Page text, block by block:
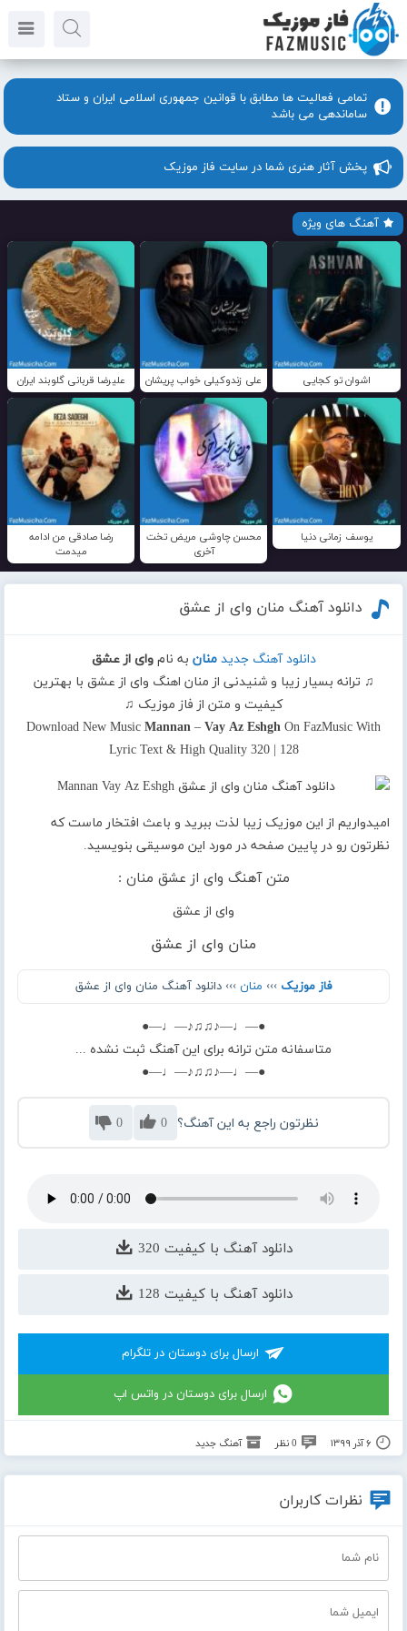
تمامی فعالیت ها مطابق با قوانین جمهوری اسلامی ایران و ستاد
ساماندهی می باشد
پخش آثار هنری شما در سایت فاز موزیک
آهنگ های ویژه
اشوان تو کجایی علی زندوکیلی خواب پریشان علیرضا قربانی گلوبند ایران
یوسف زمانی دنیا
محسن چاوشی مریض تخت
آخری
رضا صادقی من ادامه
میدمت
دانلود آهنگ منان وای از عشق
دانلود آهنگ جدید منان به ناموای از عشق
♫ ترانه بسیار زیبا و شنیدنی از منان اهنگ وای از عشق با بهترین
کیفیت و متن از فاز موزیک ♫
Download New Music Mannan – Vay Az Eshgh On FazMusic With
Lyric Text & High Quality 320 | 128
امیدواریم از این موزیک زیبا لذت ببرید و باعث افتخار ماست که
نظرتون رو در پایین صفحه در مورد این موسیقی بنویسید.
متن آهنگ وای از عشق منان :
وای از عشق
منان وای از عشق
فاز موزیک ››› منان ››› دانلود آهنگ منان وای از عشق
●—♩—♪♫♫♪—♩—●
متاسفانه متن ترانه برای این آهنگ ثبت نشده ...
●—♩—♪♫♫♪—♩—●
نظرتون راجع به این آهنگ؟ 0
0
دانلود آهنگ با کیفیت 320
دانلود آهنگ با کیفیت 128
ارسال برای دوستان در تلگرام
ارسال برای دوستان در واتس اپ
۶ آذر ۱۳۹۹ 0 نظر آهنگ جدید
نظرات کاربران